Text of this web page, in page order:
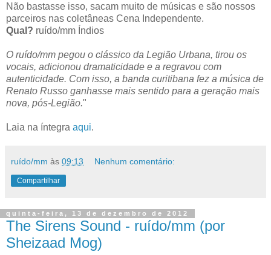
Não bastasse isso, sacam muito de músicas e são nossos
parceiros nas coletâneas Cena Independente.
Qual? ruído/mm Índios
O ruído/mm pegou o clássico da Legião Urbana, tirou os
vocais, adicionou dramaticidade e a regravou com
autenticidade. Com isso, a banda curitibana fez a música de
Renato Russo ganhasse mais sentido para a geração mais
nova, pós-Legião."
Laia na íntegra aqui.
ruído/mm às 09:13 Nenhum comentário:
Compartilhar
quinta-feira, 13 de dezembro de 2012
The Sirens Sound - ruído/mm (por
Sheizaad Mog)